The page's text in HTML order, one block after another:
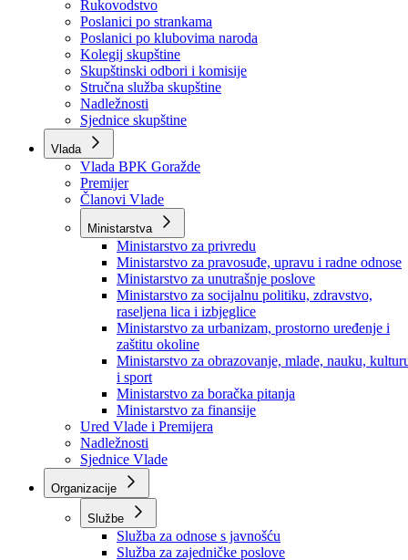
Skupština
Skupština BPK Goražde
Rukovodstvo
Poslanici po strankama
Poslanici po klubovima naroda
Kolegij skupštine
Skupštinski odbori i komisije
Stručna služba skupštine
Nadležnosti
Sjednice skupštine
Vlada
Vlada BPK Goražde
Premijer
Članovi Vlade
Ministarstva
Ministarstvo za privredu
Ministarstvo za pravosuđe, upravu i radne odnose
Ministarstvo za unutrašnje poslove
Ministarstvo za socijalnu politiku, zdravstvo,
raseljena lica i izbjeglice
Ministarstvo za urbanizam, prostorno uređenje i
zaštitu okoline
Ministarstvo za obrazovanje, mlade, nauku,
i sport
Ministarstvo za boračka pitanja
Ministarstvo za finansije
Ured Vlade i Premijera
Nadležnosti
Sjednice Vlade
Organizacije